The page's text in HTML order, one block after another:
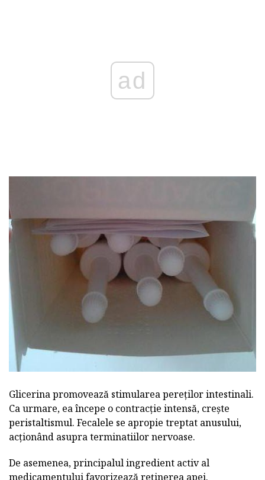
ad
Glicerina promovează stimularea pereților intestinali.
Ca urmare, ea începe o contracție intensă, crește
peristaltismul. Fecalele se apropie treptat anusului,
acționând asupra terminatiilor nervoase.
De asemenea, principalul ingredient activ al
medicamentului favorizează reținerea apei.